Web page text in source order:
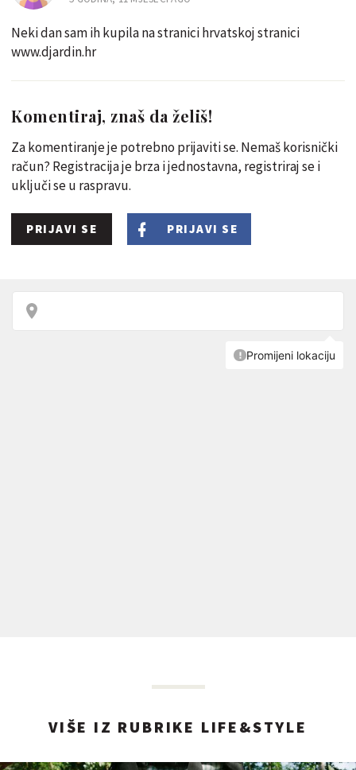
Neki dan sam ih kupila na stranici hrvatskoj stranici
www.djardin.hr
Komentiraj, znaš da želiš!
Za komentiranje je potrebno prijaviti se. Nemaš korisnički
račun? Registracija je brza i jednostavna, registriraj se i
uključi se u raspravu.
PRIJAVI SE PRIJAVI SE
VIŠE IZ RUBRIKE LIFE&STYLE